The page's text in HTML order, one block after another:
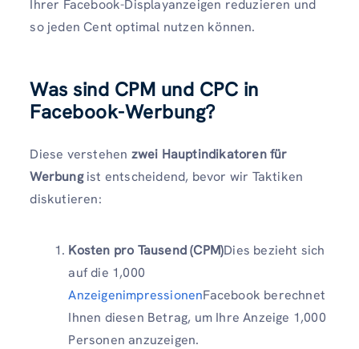
Ihrer Facebook-Displayanzeigen reduzieren und
so jeden Cent optimal nutzen können.
Was sind CPM und CPC in
Facebook-Werbung?
Diese verstehen zwei Hauptindikatoren für
Werbungist entscheidend, bevor wir Taktiken
diskutieren:
Kosten pro Tausend (CPM)Dies bezieht sich
auf die 1,000
AnzeigenimpressionenFacebook berechnet
Ihnen diesen Betrag, um Ihre Anzeige 1,000
Personen anzuzeigen.